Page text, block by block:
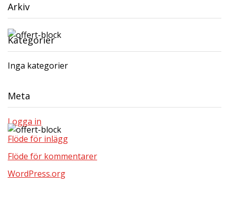
Arkiv
Kategorier
Inga kategorier
Meta
Logga in
Flöde för inlägg
Flöde för kommentarer
WordPress.org